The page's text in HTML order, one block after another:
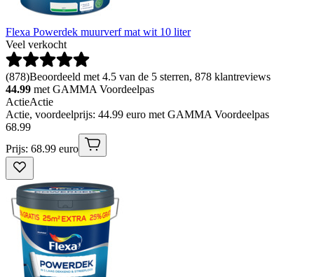
Flexa Powerdek muurverf mat wit 10 liter
Veel verkocht
(878)Beoordeeld met 4.5 van de 5 sterren, 878 klantreviews
44.99 met GAMMA Voordeelpas
ActieActie
Actie, voordeelprijs: 44.99 euro met GAMMA Voordeelpas
68.99
Prijs: 68.99 euro